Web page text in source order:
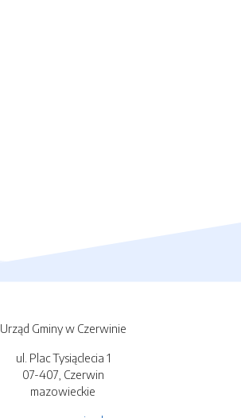
Urząd Gminy w Czerwinie
ul. Plac Tysiąclecia 1
07-407, Czerwin
mazowieckie